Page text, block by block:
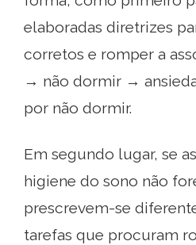
elaboradas diretrizes
corretos e romper a
→ não dormir →
por não dormir.
Em segundo lugar, se
higiene do sono não
prescrevem-se
tarefas que procuram